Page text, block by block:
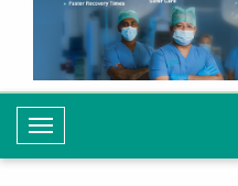
T
o